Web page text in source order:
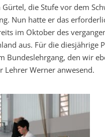
die Stufe vor dem
Nun hatte er das
im Oktober des
aus. Für die diesjährige
Bundeslehrgang, den wir
Lehrer Werner anwesend.